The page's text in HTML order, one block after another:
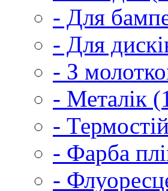
- Для
- Для
- З
- Металік
-
- Фарба
-